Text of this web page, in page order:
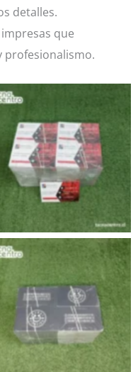
detalles.
que
profesionalismo.